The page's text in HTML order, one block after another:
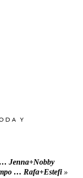
Y
Jenna+Nobby
… Rafa+Estefi »